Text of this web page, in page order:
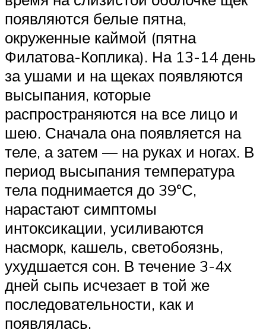
появляются белые пятна,
окруженные каймой (пятна
Филатова-Коплика). На 13-14 день
за ушами и на щеках появляются
высыпания, которые
распространяются на все лицо и
шею. Сначала она появляется на
теле, а затем — на руках и ногах. В
период высыпания температура
тела поднимается до 39°С,
нарастают симптомы
интоксикации, усиливаются
насморк, кашель, светобоязнь,
ухудшается сон. В течение 3-4х
дней сыпь исчезает в той же
последовательности, как и
появлялась.